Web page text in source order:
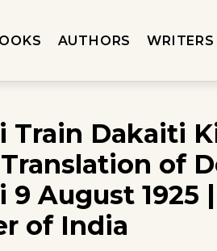
AUTHORS WRITERS
Train Dakaiti
of
9 August 1925
of India